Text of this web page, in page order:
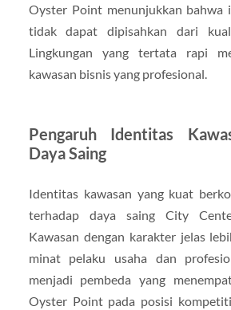
Oyster Point menunjukkan bahwa
tidak dapat dipisahkan dari
Lingkungan yang tertata rapi
kawasan bisnis yang profesional.
Pengaruh Identitas
Daya Saing
Identitas kawasan yang kuat
terhadap daya saing City
Kawasan dengan karakter jelas
minat pelaku usaha dan
menjadi pembeda yang
Oyster Point pada posisi